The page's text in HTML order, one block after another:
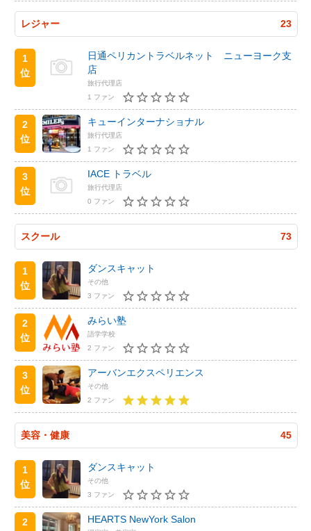
レジャー 23
1
位
日通ペリカントラベルネット ニューヨーク支
店
旅行代理店
1 ファン
2
位
キューインターナショナル
旅行代理店
1 ファン
3
位
IACE トラベル
旅行代理店
0 ファン
スクール 73
1
位
ダンスキャット
その他
3 ファン
2
位
みらい塾
語学学校
2 ファン
3
位
アーバンエクスペリエンス
その他
2 ファン
美容・健康 45
1
位
ダンスキャット
その他
3 ファン
2
HEARTS NewYork Salon